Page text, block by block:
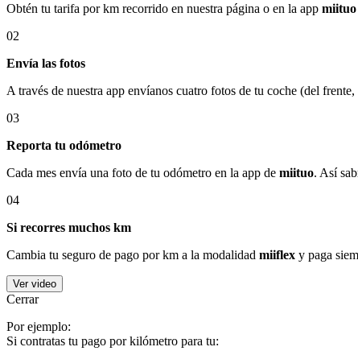
Obtén tu tarifa por km recorrido en nuestra página o en la app miituo
02
Envía las fotos
A través de nuestra app envíanos cuatro fotos de tu coche (del
03
Reporta tu odómetro
Cada mes envía una foto de tu odómetro en la app de miituo. Así
04
Si recorres muchos km
Cambia tu seguro de pago por km a la modalidad miiflex y paga
Ver video
Cerrar
Por ejemplo:
Si contratas tu pago por kilómetro para tu: